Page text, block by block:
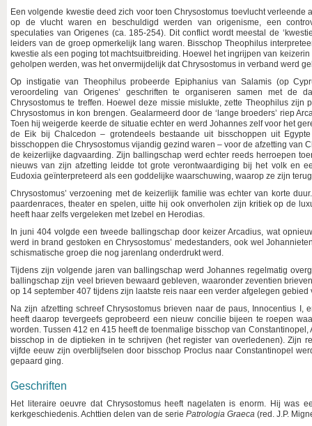
Een volgende kwestie deed zich voor toen Chrysostomus toevlucht
op de vlucht waren en beschuldigd werden van origenisme, een
speculaties van Origenes (ca. 185-254). Dit conflict wordt meestal de
leiders van de groep opmerkelijk lang waren. Bisschop Theophilus
kwestie als een poging tot machtsuitbreiding. Hoewel het ingrijpen van
geholpen werden, was het onvermijdelijk dat Chrysostomus in verband werd
Op instigatie van Theophilus probeerde Epiphanius van Salamis (op
veroordeling van Origenes’ geschriften te organiseren samen met de
Chrysostomus te treffen. Hoewel deze missie mislukte, zette Theophilus
Chrysostomus in kon brengen. Gealarmeerd door de ‘lange broeders’ riep
Toen hij weigerde keerde de situatie echter en werd Johannes zelf voor het
de Eik bij Chalcedon – grotendeels bestaande uit bisschoppen uit
bisschoppen die Chrysostomus vijandig gezind waren – voor de afzetting van
de keizerlijke dagvaarding. Zijn ballingschap werd echter reeds herroepen
nieuws van zijn afzetting leidde tot grote verontwaardiging bij het volk en
Eudoxia geïnterpreteerd als een goddelijke waarschuwing, waarop ze zijn
Chrysostomus’ verzoening met de keizerlijk familie was echter van korte
paardenraces, theater en spelen, uitte hij ook onverholen zijn kritiek op de
heeft haar zelfs vergeleken met Izebel en Herodias.
In juni 404 volgde een tweede ballingschap door keizer Arcadius, wat
werd in brand gestoken en Chrysostomus’ medestanders, ook wel
schismatische groep die nog jarenlang onderdrukt werd.
Tijdens zijn volgende jaren van ballingschap werd Johannes regelmatig
ballingschap zijn veel brieven bewaard gebleven, waaronder zeventien
op 14 september 407 tijdens zijn laatste reis naar een verder afgelegen gebied
Na zijn afzetting schreef Chrysostomus brieven naar de paus, Innocentius
heeft daarop tevergeefs geprobeerd een nieuw concilie bijeen te roepen
worden. Tussen 412 en 415 heeft de toenmalige bisschop van
bisschop in de diptieken in te schrijven (het register van overledenen). Zijn
vijfde eeuw zijn overblijfselen door bisschop Proclus naar Constantinopel
gepaard ging.
Geschriften
Het literaire oeuvre dat Chrysostomus heeft nagelaten is enorm. Hij was
kerkgeschiedenis. Achttien delen van de serie Patrologia Graeca (red. J.P.